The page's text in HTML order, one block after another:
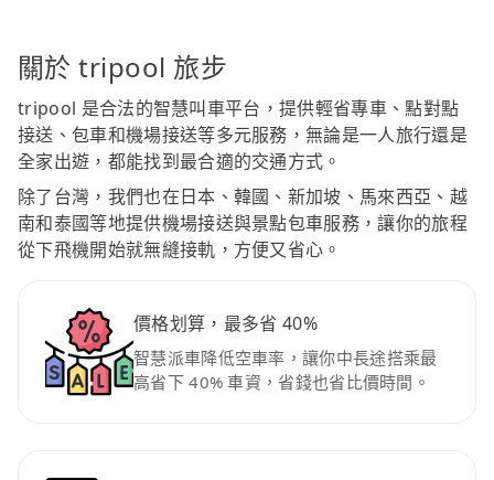
關於 tripool 旅步
tripool 是合法的智慧叫車平台，提供輕省專車、點對點
接送、包車和機場接送等多元服務，無論是一人旅行還是
全家出遊，都能找到最合適的交通方式。
除了台灣，我們也在日本、韓國、新加坡、馬來西亞、越
南和泰國等地提供機場接送與景點包車服務，讓你的旅程
從下飛機開始就無縫接軌，方便又省心。
價格划算，最多省 40%
智慧派車降低空車率，讓你中長途搭乘最
高省下 40% 車資，省錢也省比價時間。